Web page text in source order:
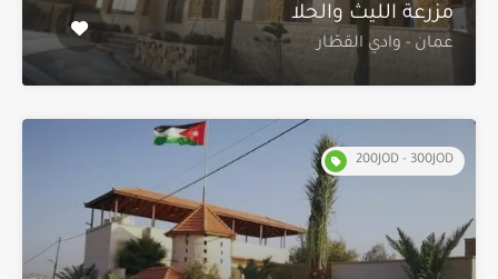
مزرعة الليث والحلا
عمان - وادي القطّار
200JOD - 300JOD